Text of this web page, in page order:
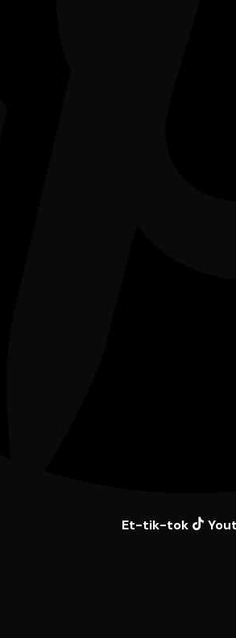
Et-tik-tok